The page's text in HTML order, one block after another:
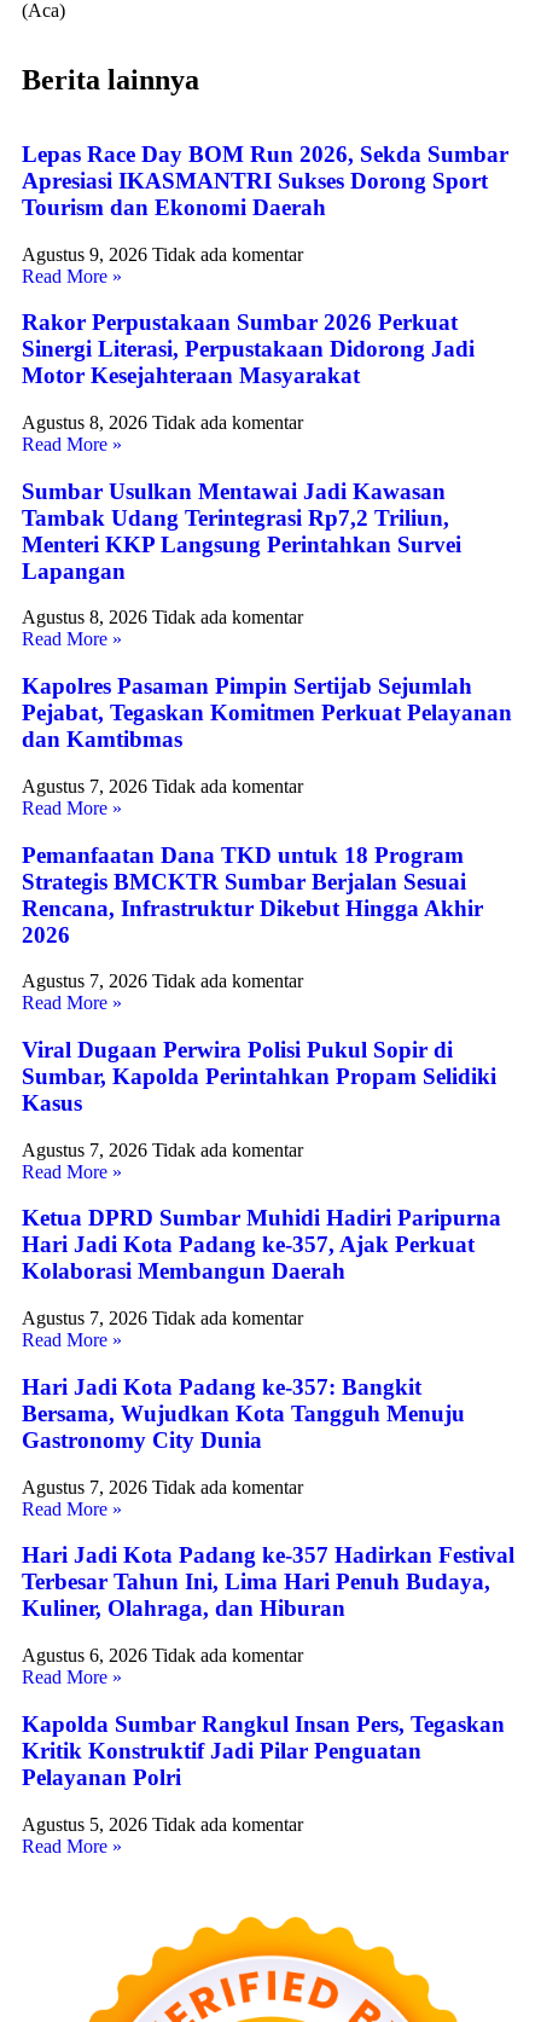
(Aca)
Berita lainnya
Lepas Race Day BOM Run 2026, Sekda Sumbar
Apresiasi IKASMANTRI Sukses Dorong Sport
Tourism dan Ekonomi Daerah
Agustus 9, 2026 Tidak ada komentar
Read More »
Rakor Perpustakaan Sumbar 2026 Perkuat
Sinergi Literasi, Perpustakaan Didorong Jadi
Motor Kesejahteraan Masyarakat
Agustus 8, 2026 Tidak ada komentar
Read More »
Sumbar Usulkan Mentawai Jadi Kawasan
Tambak Udang Terintegrasi Rp7,2 Triliun,
Menteri KKP Langsung Perintahkan Survei
Lapangan
Agustus 8, 2026 Tidak ada komentar
Read More »
Kapolres Pasaman Pimpin Sertijab Sejumlah
Pejabat, Tegaskan Komitmen Perkuat Pelayanan
dan Kamtibmas
Agustus 7, 2026 Tidak ada komentar
Read More »
Pemanfaatan Dana TKD untuk 18 Program
Strategis BMCKTR Sumbar Berjalan Sesuai
Rencana, Infrastruktur Dikebut Hingga Akhir
2026
Agustus 7, 2026 Tidak ada komentar
Read More »
Viral Dugaan Perwira Polisi Pukul Sopir di
Sumbar, Kapolda Perintahkan Propam Selidiki
Kasus
Agustus 7, 2026 Tidak ada komentar
Read More »
Ketua DPRD Sumbar Muhidi Hadiri Paripurna
Hari Jadi Kota Padang ke-357, Ajak Perkuat
Kolaborasi Membangun Daerah
Agustus 7, 2026 Tidak ada komentar
Read More »
Hari Jadi Kota Padang ke-357: Bangkit
Bersama, Wujudkan Kota Tangguh Menuju
Gastronomy City Dunia
Agustus 7, 2026 Tidak ada komentar
Read More »
Hari Jadi Kota Padang ke-357 Hadirkan Festival
Terbesar Tahun Ini, Lima Hari Penuh Budaya,
Kuliner, Olahraga, dan Hiburan
Agustus 6, 2026 Tidak ada komentar
Read More »
Kapolda Sumbar Rangkul Insan Pers, Tegaskan
Kritik Konstruktif Jadi Pilar Penguatan
Pelayanan Polri
Agustus 5, 2026 Tidak ada komentar
Read More »